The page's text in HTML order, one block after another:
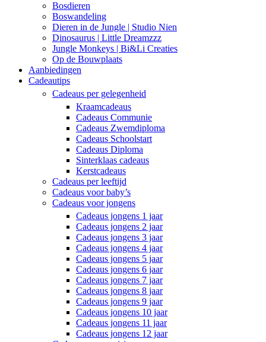
Bosdieren
Boswandeling
Dieren in de Jungle | Studio Nien
Dinosaurus | Little Dreamzzz
Jungle Monkeys | Bi&Li Creaties
Op de Bouwplaats
Aanbiedingen
Cadeautips
Cadeaus per gelegenheid
Kraamcadeaus
Cadeaus Communie
Cadeaus Zwemdiploma
Cadeaus Schoolstart
Cadeaus Diploma
Sinterklaas cadeaus
Kerstcadeaus
Cadeaus per leeftijd
Cadeaus voor baby’s
Cadeaus voor jongens
Cadeaus jongens 1 jaar
Cadeaus jongens 2 jaar
Cadeaus jongens 3 jaar
Cadeaus jongens 4 jaar
Cadeaus jongens 5 jaar
Cadeaus jongens 6 jaar
Cadeaus jongens 7 jaar
Cadeaus jongens 8 jaar
Cadeaus jongens 9 jaar
Cadeaus jongens 10 jaar
Cadeaus jongens 11 jaar
Cadeaus jongens 12 jaar